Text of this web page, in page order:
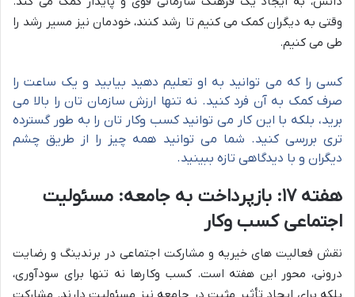
وقتی به دیگران کمک می کنیم تا رشد کنند، خودمان نیز مسیر رشد را
طی می کنیم.
کسی را که می توانید به او تعلیم دهید بیابید و یک ساعت را
صرف کمک به آن فرد کنید. نه تنها ارزش سازمان تان را بالا می
برید، بلکه با این کار می توانید کسب وکار تان را به طور گسترده
تری بررسی کنید. شما می توانید همه چیز را از طریق چشم
دیگران و با دیدگاهی تازه ببینید.
هفته ۱۷: بازپرداخت به جامعه: مسئولیت
اجتماعی کسب وکار
نقش فعالیت های خیریه و مشارکت اجتماعی در برندینگ و رضایت
درونی، محور این هفته است. کسب وکارها نه تنها برای سودآوری،